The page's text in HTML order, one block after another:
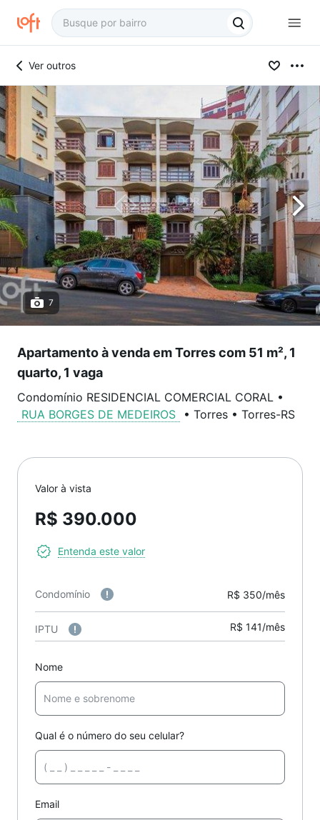
Ver outros
7
Apartamento à venda em Torres com 51 m², 1
quarto, 1 vaga
Condomínio RESIDENCIAL COMERCIAL CORAL •
RUA BORGES DE MEDEIROS
• Torres • Torres-RS
Valor à vista
R$ 390.000
Entenda este valor
Condomínio R$ 350/mês
IPTU R$ 141/mês
Nome
Qual é o número do seu celular?
Email